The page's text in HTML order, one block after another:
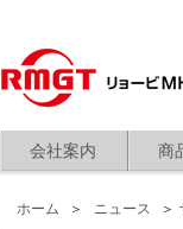
会社案内 商
ホーム ニュース